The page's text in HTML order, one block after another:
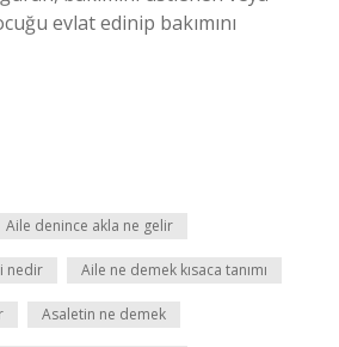
evlat edinip bakımını
Aile denince akla ne gelir
nedir Aile ne demek kısaca tanımı
Asaletin ne demek